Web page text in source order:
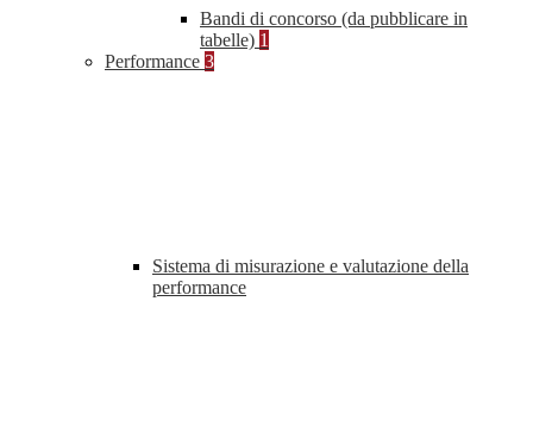
Bandi di concorso (da pubblicare in
tabelle) 1
Performance 3
Sistema di misurazione e valutazione della
performance